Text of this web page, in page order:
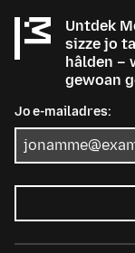
Untdek
sizze jo
hâlden –
gewoan
Jo e-mailadres: